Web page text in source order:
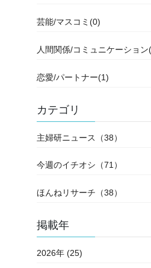
芸能/マスコミ(0)
人間関係/コミュニケーション
恋愛/パートナー(1)
カテゴリ
主婦研ニュース（38）
今週のイチオシ（71）
ほんねリサーチ（38）
掲載年
2026年 (25)